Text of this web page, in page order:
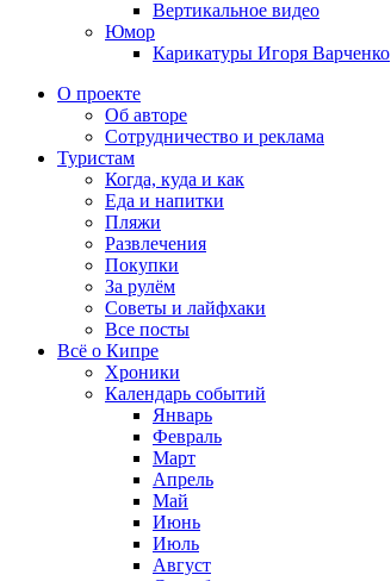
Вертикальное видео
Юмор
Карикатуры Игоря Варченко
О проекте
Об авторе
Сотрудничество и реклама
Туристам
Когда, куда и как
Еда и напитки
Пляжи
Развлечения
Покупки
За рулём
Советы и лайфхаки
Все посты
Всё о Кипре
Хроники
Календарь событий
Январь
Февраль
Март
Апрель
Май
Июнь
Июль
Август